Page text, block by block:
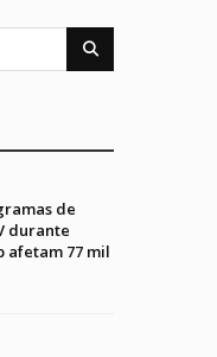
de
durante
afetam 77 mil